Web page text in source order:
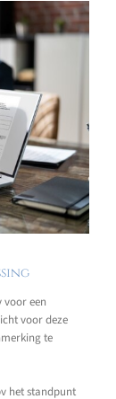
voor een
voor deze
te
het standpunt